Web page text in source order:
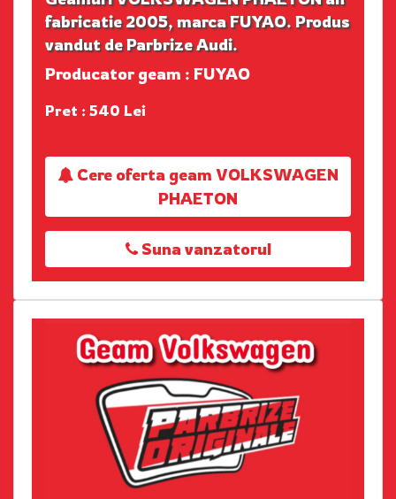
fabricatie 2005, marca FUYAO. Produs
vandut de Parbrize Audi.
Producator geam : FUYAO
Pret : 540 Lei
Cere oferta geam VOLKSWAGEN
PHAETON
Suna vanzatorul